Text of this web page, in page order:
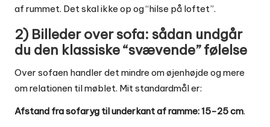
af rummet. Det skal ikke op og “hilse på loftet”.
2) Billeder over sofa: sådan undgår
du den klassiske “svævende” følelse
Over sofaen handler det mindre om øjenhøjde og mere
om relationen til møblet. Mit standardmål er:
Afstand fra sofaryg til underkant af ramme: 15-25 cm.